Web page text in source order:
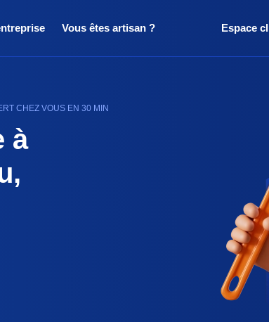
Vous êtes artisan ? Espace
CHEZ VOUS EN 30 MIN
à